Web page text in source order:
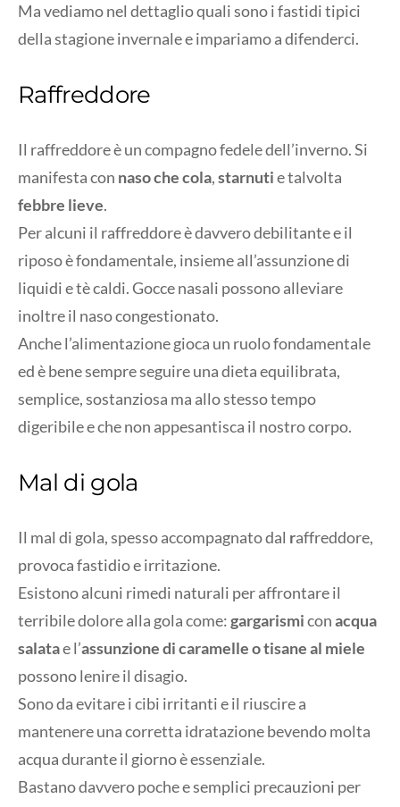
Ma vediamo nel dettaglio quali sono i fastidi tipici
della stagione invernale e impariamo a difenderci.
Raffreddore
Il raffreddore è un compagno fedele dell’inverno. Si
manifesta con naso che cola,starnutie talvolta
febbre lieve.
Per alcuni il raffreddore è davvero debilitante e il
riposo è fondamentale, insieme all’assunzione di
liquidi e tè caldi. Gocce nasali possono alleviare
inoltre il naso congestionato.
Anche l’alimentazione gioca un ruolo fondamentale
ed è bene sempre seguire una dieta equilibrata,
semplice, sostanziosa ma allo stesso tempo
digeribile e che non appesantisca il nostro corpo.
Mal di gola
Il mal di gola, spesso accompagnato dal raffreddore,
provoca fastidio e irritazione.
Esistono alcuni rimedi naturali per affrontare il
terribile dolore alla gola come:gargarismiconacqua
salatae l’assunzione di caramelle o tisane al miele
possono lenire il disagio.
Sono da evitare i cibi irritanti e il riuscire a
mantenere una corretta idratazione bevendo molta
acqua durante il giorno è essenziale.
Bastano davvero poche e semplici precauzioni per